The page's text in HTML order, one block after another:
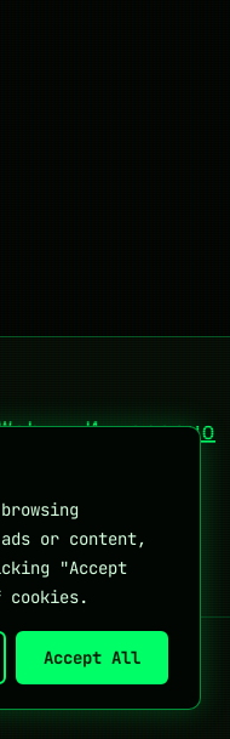
or content,
"Accept
Accept All
·Интересно
KapkaMed